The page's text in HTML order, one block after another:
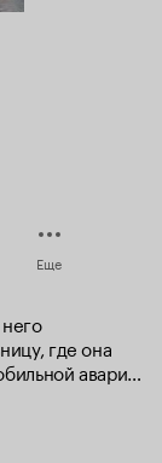
Еще
где она
аварии.
жена Юля.
оправдать